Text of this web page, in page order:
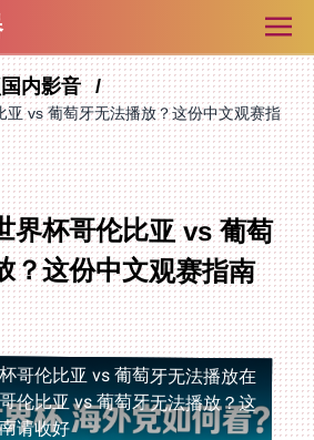
内影音
亚 vs 葡萄牙无法播放？这份中文观赛指
界杯哥伦比亚 vs 葡萄
？这份中文观赛指南
哥伦比亚 vs 葡萄牙无法播放在
国外看世界杯哥伦比亚 vs 葡萄牙无法播放？这
请收好